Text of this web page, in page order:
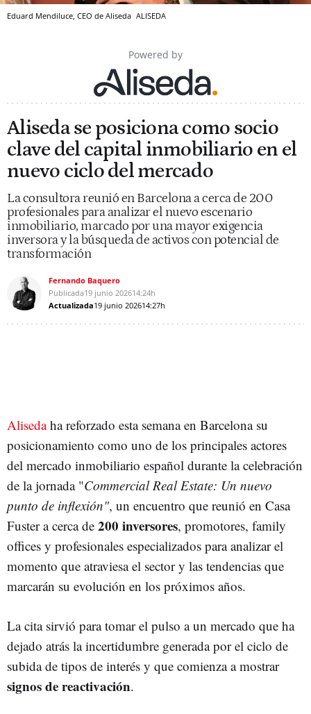
Eduard Mendiluce, CEO de Aliseda ALISEDA
Powered by
Aliseda se posiciona como socio
clave del capital inmobiliario en el
nuevo ciclo del mercado
La consultora reunió en Barcelona a cerca de 200
profesionales para analizar el nuevo escenario
inmobiliario, marcado por una mayor exigencia
inversora y la búsqueda de activos con potencial de
transformación
Fernando Baquero
Publicada19 junio 202614:24h
Actualizada19 junio 202614:27h
Alisedaha reforzado esta semana en Barcelona su
posicionamiento como uno de los principales actores
del mercado inmobiliario español durante la celebración
de la jornada "Commercial Real Estate: Un nuevo
punto de inflexión", un encuentro que reunió en Casa
Fuster a cerca de 200 inversores, promotores, family
offices y profesionales especializados para analizar el
momento que atraviesa el sector y las tendencias que
marcarán su evolución en los próximos años.
La cita sirvió para tomar el pulso a un mercado que ha
dejado atrás la incertidumbre generada por el ciclo de
subida de tipos de interés y que comienza a mostrar
signos de reactivación.